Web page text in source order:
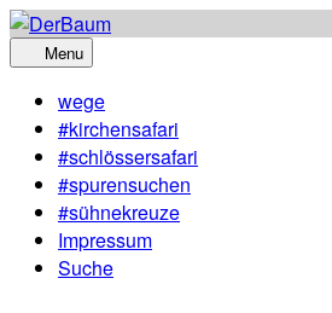
Skip
to
Menu
wege
#kirchensafari
#schlössersafari
#spurensuchen
#sühnekreuze
Impressum
Suche